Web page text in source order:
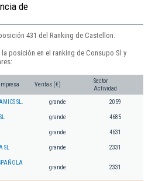
de
431 del Ranking de Castellon.
posición en el ranking de Consupo Sl y
Ventas (€)
Sector
Actividad
SL. grande 2059
grande 4685
grande 4631
SL grande 2331
grande 2331